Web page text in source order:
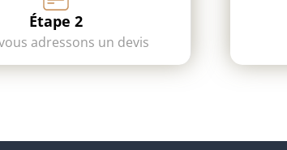
Étape 2
adressons un devis